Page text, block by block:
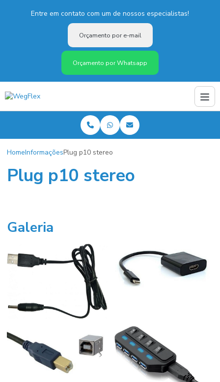
Entre em contato com um de nossos especialistas!
Orçamento por e-mail
Orçamento por Whatsapp
HomeInformaçõesPlug p10 stereo
Plug p10 stereo
Galeria